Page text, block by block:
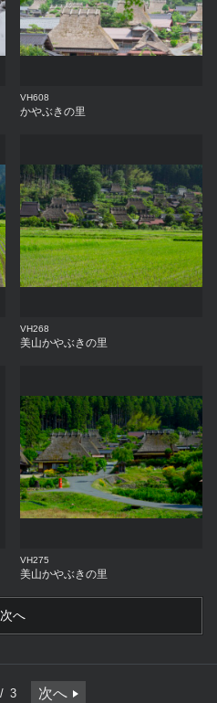
VH608
かやぶきの里
VH268
美山かやぶきの里
VH275
美山かやぶきの里
次へ
3 次へ